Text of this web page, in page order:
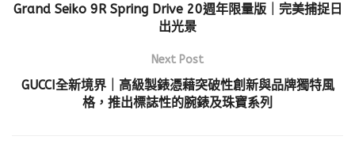
Grand Seiko 9R Spring Drive 20週年限量版｜完美捕捉日
出光景
Next Post
GUCCI全新境界｜高級製錶憑藉突破性創新與品牌獨特風
格，推出標誌性的腕錶及珠寶系列